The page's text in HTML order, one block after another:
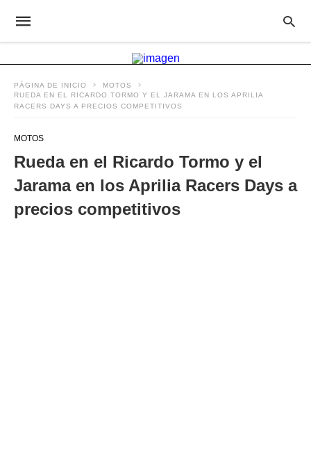
PÁGINA DE INICIO
MOTOS
RUEDA EN EL RICARDO TORMO Y EL JARAMA EN LOS APRILIA
RACERS DAYS A PRECIOS COMPETITIVOS
MOTOS
Rueda en el Ricardo Tormo y el
Jarama en los Aprilia Racers Days a
precios competitivos